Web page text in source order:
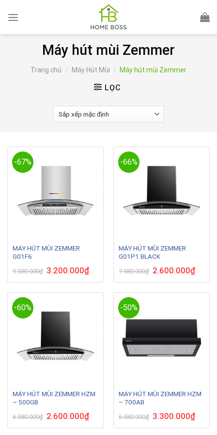
Máy hút mùi Zemmer
Trang chủ / Máy Hút Mùi / Máy hút mùi Zemmer
LỌC
-67%
MÁY HÚT MÙI ZEMMER
G01F6
9.580.000₫ Giá
gốc
là:
3.200.000₫Giá
hiện
tại
3.200.000₫.
-66%
MÁY HÚT MÙI ZEMMER
G01P1 BLACK
7.580.000₫ Giá
gốc
là:
2.600.000₫Giá
hiện
tại
-60%
MÁY HÚT MÙI ZEMMER HZM
– 500GB
6.580.000₫ Giá
gốc
là:
2.600.000₫Giá
hiện
tại
-50%
MÁY HÚT MÙI ZEMMER HZM
– 700AB
6.580.000₫ Giá
gốc
là:
3.300.000₫Giá
hiện
tại